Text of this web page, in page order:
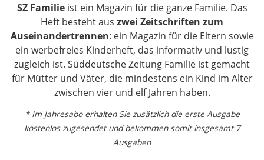
SZ Familieist ein Magazin für die ganze Familie. Das
Heft besteht aus zwei Zeitschriften zum
Auseinandertrennen: ein Magazin für die Eltern sowie
ein werbefreies Kinderheft, das informativ und lustig
zugleich ist. Süddeutsche Zeitung Familie ist gemacht
für Mütter und Väter, die mindestens ein Kind im Alter
zwischen vier und elf Jahren haben.
* Im Jahresabo erhalten Sie zusätzlich die erste Ausgabe
kostenlos zugesendet und bekommen somit insgesamt 7
Ausgaben